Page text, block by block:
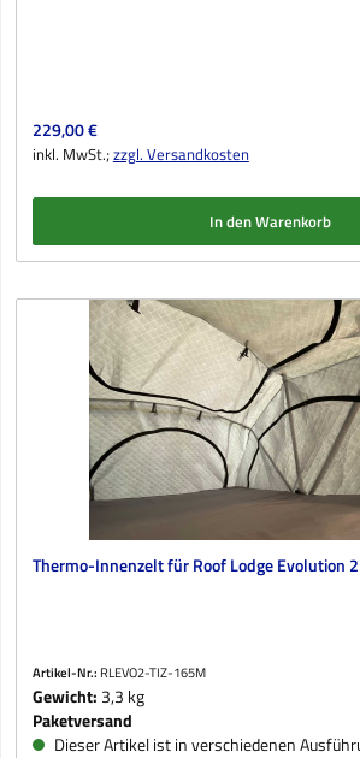
Regulärer Preis:
229,00 €
inkl. MwSt.;zzgl. Versandkosten
In den Warenkorb
Thermo-Innenzelt für Roof Lodge Evolution 2
Artikel-Nr.: RLEVO2-TIZ-165M
Gewicht: 3,3 kg
Paketversand
Dieser Artikel ist in verschiedenen